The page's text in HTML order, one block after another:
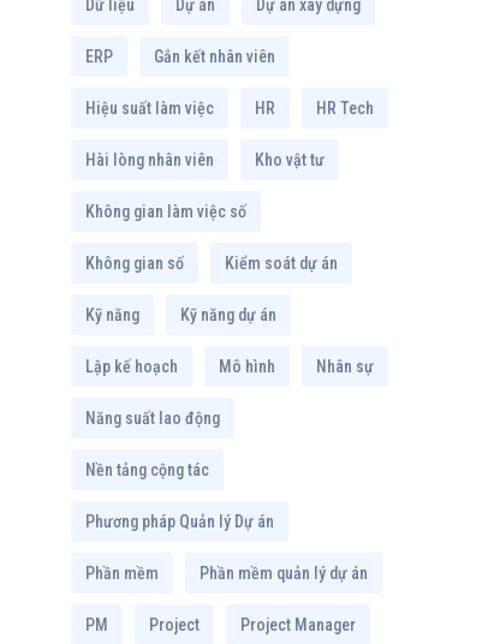
Dữ liệu Dự án Dự án xây dựng
ERP Gắn kết nhân viên
Hiệu suất làm việc HR HR Tech
Hài lòng nhân viên Kho vật tư
Không gian làm việc số
Không gian số Kiểm soát dự án
Kỹ năng Kỹ năng dự án
Lập kế hoạch Mô hình Nhân sự
Năng suất lao động
Nền tảng cộng tác
Phương pháp Quản lý Dự án
Phần mềm Phần mềm quản lý dự án
PM Project Project Manager